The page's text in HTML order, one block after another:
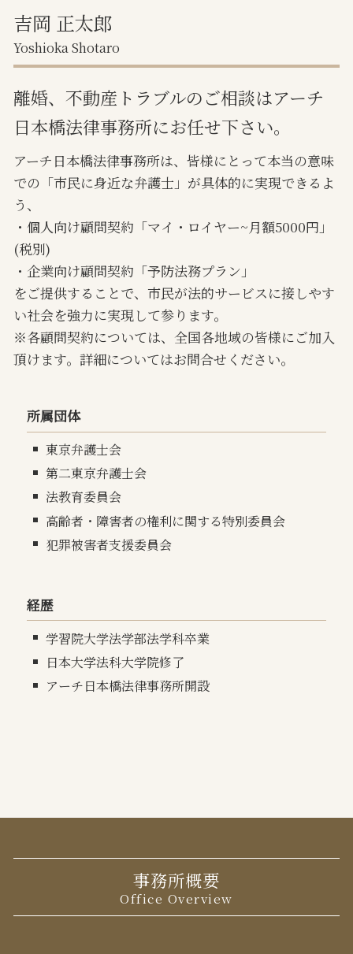
吉岡 正太郎
Yoshioka Shotaro
離婚、不動産トラブルのご相談はアーチ
日本橋法律事務所にお任せ下さい。
アーチ日本橋法律事務所は、皆様にとって本当の意味
での「市民に身近な弁護士」が具体的に実現できるよ
う、
・個人向け顧問契約「マイ・ロイヤー~月額5000円」
(税別)
・企業向け顧問契約「予防法務プラン」
をご提供することで、市民が法的サービスに接しやす
い社会を強力に実現して参ります。
※各顧問契約については、全国各地域の皆様にご加入
頂けます。詳細についてはお問合せください。
所属団体
東京弁護士会
第二東京弁護士会
法教育委員会
高齢者・障害者の権利に関する特別委員会
犯罪被害者支援委員会
経歴
学習院大学法学部法学科卒業
日本大学法科大学院修了
アーチ日本橋法律事務所開設
事務所概要
Office Overview